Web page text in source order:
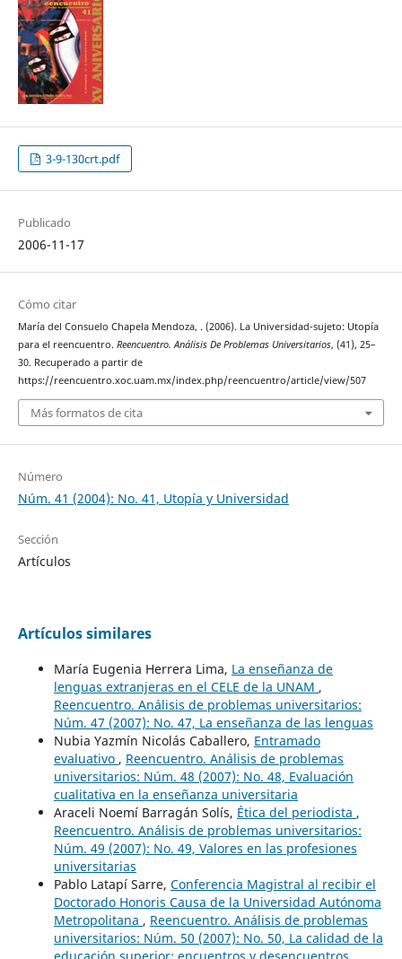
3-9-130crt.pdf
Publicado
2006-11-17
Cómo citar
María del Consuelo Chapela Mendoza, . (2006). La Universidad-sujeto: Utopía
para el reencuentro. Reencuentro. Análisis De Problemas Universitarios, (41), 25–
30. Recuperado a partir de
https://reencuentro.xoc.uam.mx/index.php/reencuentro/article/view/507
Más formatos de cita
Número
Núm. 41 (2004): No. 41, Utopía y Universidad
Sección
Artículos
Artículos similares
María Eugenia Herrera Lima, La enseñanza de
lenguas extranjeras en el CELE de la UNAM ,
Reencuentro. Análisis de problemas universitarios:
Núm. 47 (2007): No. 47, La enseñanza de las lenguas
Nubia Yazmín Nicolás Caballero, Entramado
evaluativo , Reencuentro. Análisis de problemas
universitarios: Núm. 48 (2007): No. 48, Evaluación
cualitativa en la enseñanza universitaria
Araceli Noemí Barragán Solís, Ética del periodista ,
Reencuentro. Análisis de problemas universitarios:
Núm. 49 (2007): No. 49, Valores en las profesiones
universitarias
Pablo Latapí Sarre, Conferencia Magistral al recibir el
Doctorado Honoris Causa de la Universidad Autónoma
Metropolitana , Reencuentro. Análisis de problemas
universitarios: Núm. 50 (2007): No. 50, La calidad de la
educación superior: encuentros y desencuentros